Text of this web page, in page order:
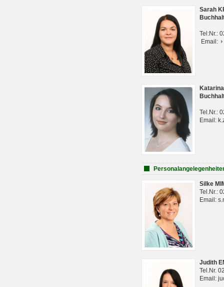
Sarah
Tel:Nr.:
Email:
Tel.Nr.:
Email:
Silke
Tel.Nr.:
Email:
Judith
Tel.Nr.
Email: